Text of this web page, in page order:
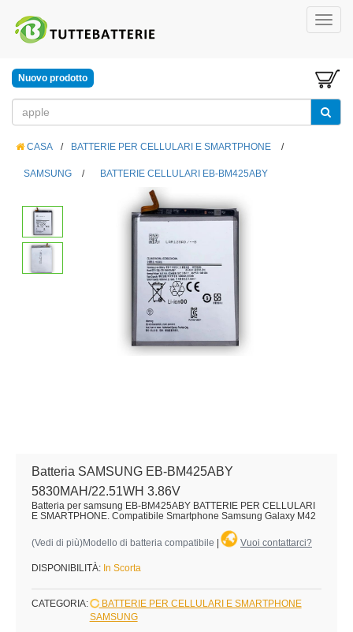
Nuovo prodotto
CASA / BATTERIE PER CELLULARI E SMARTPHONE /
SAMSUNG / BATTERIE CELLULARI EB-BM425ABY
Batteria SAMSUNG EB-BM425ABY
5830MAH/22.51WH 3.86V
Batteria per samsung EB-BM425ABY BATTERIE PER CELLULARI
E SMARTPHONE. Compatibile Smartphone Samsung Galaxy M42
(Vedi di più)Modello di batteria compatibile Vuoi contattarci?
DISPONIBILITÀ: In Scorta
CATEGORIA:
BATTERIE PER CELLULARI E SMARTPHONE
SAMSUNG